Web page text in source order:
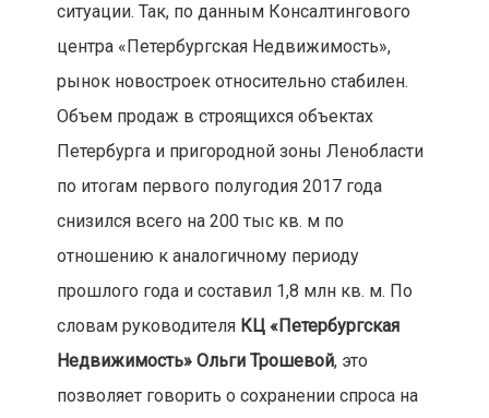
ситуации. Так, по данным Консалтингового
центра «Петербургская Недвижимость»,
рынок новостроек относительно стабилен.
Объем продаж в строящихся объектах
Петербурга и пригородной зоны Ленобласти
по итогам первого полугодия 2017 года
снизился всего на 200 тыс кв. м по
отношению к аналогичному периоду
прошлого года и составил 1,8 млн кв. м. По
словам руководителя КЦ «Петербургская
Недвижимость» Ольги Трошевой, это
позволяет говорить о сохранении спроса на